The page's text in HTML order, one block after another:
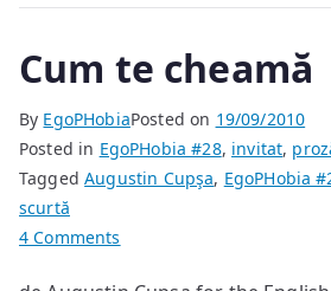
Cum te cheamă
By EgoPHobiaPosted on 19/09/2010
Posted in EgoPHobia #28, invitat,
TaggedAugustin Cupşa, EgoPHobia
scurtă
4 Comments